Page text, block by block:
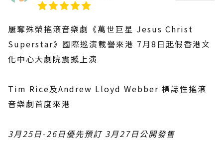
屢奪殊榮搖滾音樂劇《萬世巨星 Jesus Christ
Superstar》國際巡演載譽來港 7月8日起假香港文
化中心大劇院震撼上演
Tim Rice及Andrew Lloyd Webber 標誌性搖滾
音樂劇首度來港
3月25日-26日優先預訂 3月27日公開發售